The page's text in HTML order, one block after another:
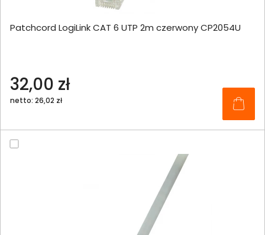
Patchcord LogiLink CAT 6 UTP 2m czerwony CP2054U
32,00 zł
netto: 26,02 zł